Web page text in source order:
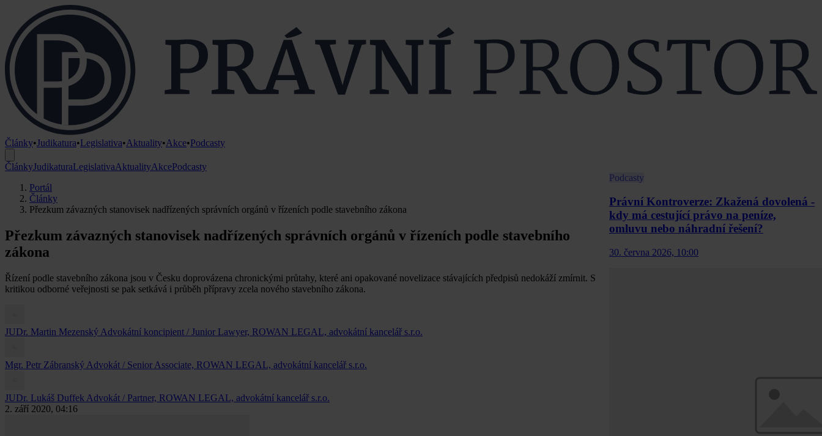
Články•Judikatura•Legislativa•Aktuality•Akce•Podcasty
ČlánkyJudikaturaLegislativaAktualityAkcePodcasty
Portál
Články
Přezkum závazných stanovisek nadřízených správních orgánů v řízeních podle stavebního zákona
Přezkum závazných stanovisek nadřízených správních orgánů v řízeních podle stavebního
zákona
Řízení podle stavebního zákona jsou v Česku doprovázena chronickými průtahy, které ani opakované novelizace stávajících předpisů nedokáží zmírnit. S
kritikou odborné veřejnosti se pak setkává i průběh přípravy zcela nového stavebního zákona.
JUDr. Martin Mezenský Advokátní koncipient / Junior Lawyer, ROWAN LEGAL, advokátní kancelář s.r.o.
Mgr. Petr Zábranský Advokát / Senior Associate, ROWAN LEGAL, advokátní kancelář s.r.o.
JUDr. Lukáš Duffek Advokát / Partner, ROWAN LEGAL, advokátní kancelář s.r.o.
2. září 2020, 04:16
Podcasty
Právní Kontroverze: Zkažená dovolená -
kdy má cestující právo na peníze,
omluvu nebo náhradní řešení?
30. června 2026, 10:00